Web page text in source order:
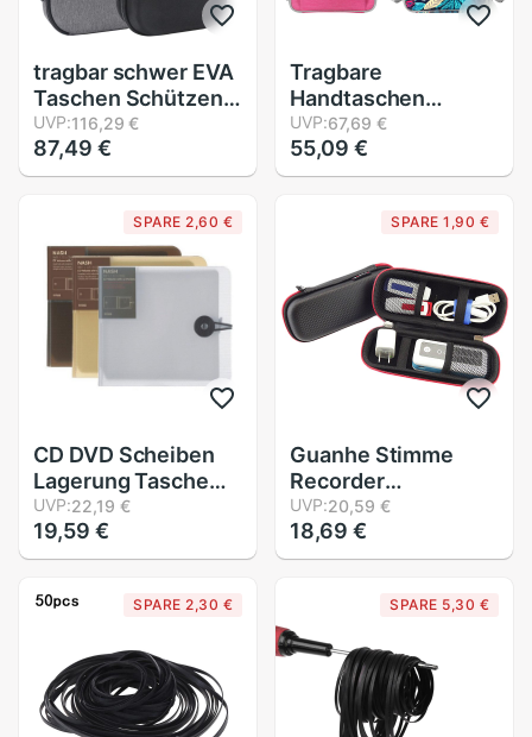
tragbar schwer EVA
Taschen Schützen
Abdeckung
Lagerung Kasten
Tragetasche Beutel
PC-angetrieben VR
Spielen Headset
UVP:116,29 €
87,49 €
Tragbare
Handtaschen
Tragen fallen
Kasten Lagerung
Shulder Tasche mit
Freude R9JB
UVP:67,69 €
55,09 €
SPARE 2,60 €
CD DVD Scheiben
Lagerung Tasche
Paket Mit Schnalle
Verschluss
Speicher 12 Stck CD
Schutzhülle für
UVP:22,19 €
19,59 €
SPARE 1,90 €
Guanhe Stimme
Recorder
Kartenleser
Datenkabel
Abschluss Paket U
Schutzhülle
Lagerung Tasche
UVP:20,59 €
18,69 €
SPARE 2,30 € SPARE 5,30 €